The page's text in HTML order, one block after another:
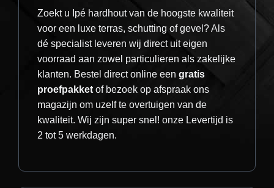
hebben een optimale waterafvoer, diepte
effect en geven natuurlijke ventilatie.
★ 9.1 / 10
650+ reviews
Zoekt u Ipé hardhout van de hoogste kwaliteit
voor een luxe terras, schutting of gevel? Als
dé specialist leveren wij direct uit eigen
voorraad aan zowel particulieren als zakelijke
klanten. Bestel direct online een gratis
proefpakket of bezoek op afspraak ons
magazijn om uzelf te overtuigen van de
kwaliteit. Wij zijn super snel! onze Levertijd is
2 tot 5 werkdagen.